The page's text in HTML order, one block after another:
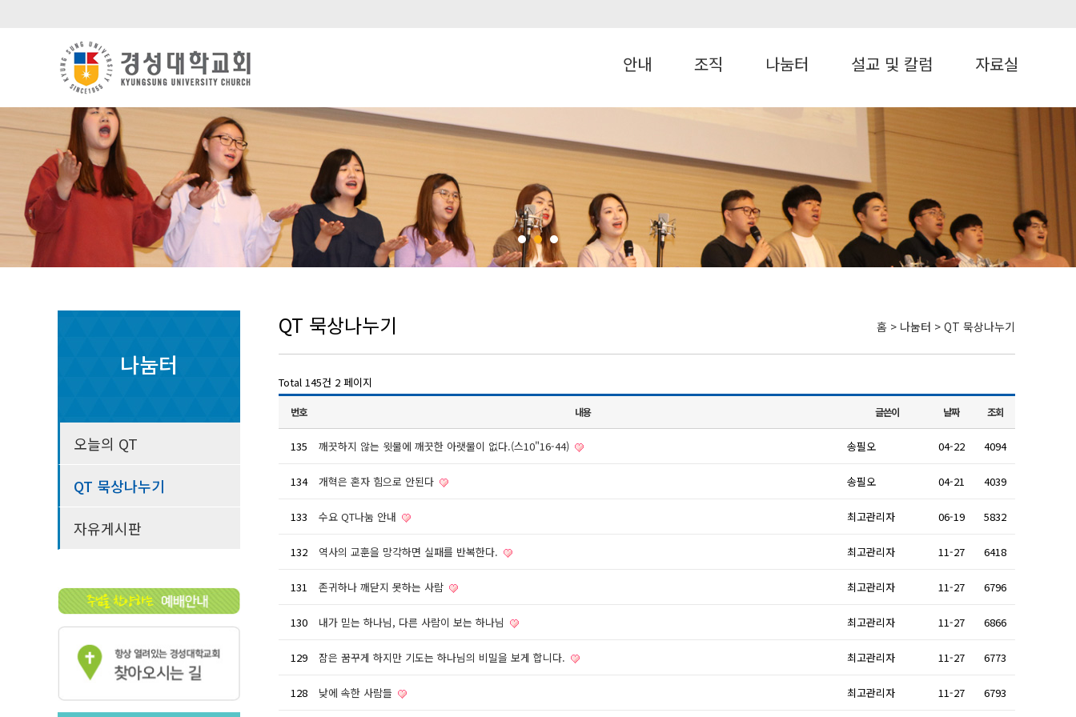
안내 조직 나눔터 설교 및 칼럼 자료실
나눔터
오늘의 QT
QT 묵상나누기
자유게시판
QT 묵상나누기 홈 > 나눔터 > QT 묵상나누기
Total 145건 2 페이지
번호 내용 글쓴이 날짜 조회
135 깨끗하지 않는 윗물에 깨끗한 아랫물이 없다.(스10"16-44) 송필오 04-22 4094
134 개혁은 혼자 힘으로 안된다 송필오 04-21 4039
133 수요 QT나눔 안내 최고관리자 06-19 5832
132 역사의 교훈을 망각하면 실패를 반복한다. 최고관리자 11-27 6418
131 존귀하나 깨닫지 못하는 사람 최고관리자 11-27 6796
130 내가 믿는 하나님, 다른 사람이 보는 하나님 최고관리자 11-27 6866
129 잠은 꿈꾸게 하지만 기도는 하나님의 비밀을 보게 합니다. 최고관리자 11-27 6773
128 낮에 속한 사람들 최고관리자 11-27 6793